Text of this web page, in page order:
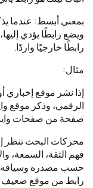
بمعنى أبسط: عندما
ويضع رابطًا يؤدي
رابطًا خارجيًا واردًا.
مثال:
إذا نشر موقع
الرقمي، وذكر موقع
صفحة من صفحات وايد،
محركات البحث تنظر
فهم الثقة، السمعة،
حسب مصدره
رابط من موقع ضعيف